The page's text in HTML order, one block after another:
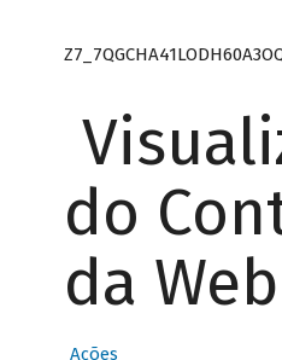
do
da Web
Ações